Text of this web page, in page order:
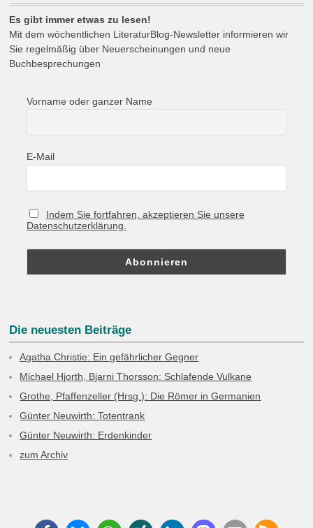
Es gibt immer etwas zu lesen!
Mit dem wöchentlichen LiteraturBlog-Newsletter informieren wir
Sie regelmäßig über Neuerscheinungen und neue
Buchbesprechungen
Vorname oder ganzer Name
E-Mail
Indem Sie fortfahren, akzeptieren Sie unsere
Datenschutzerklärung.
Die neuesten Beiträge
Agatha Christie: Ein gefährlicher Gegner
Michael Hjorth, Bjarni Thorsson: Schlafende Vulkane
Grothe, Pfaffenzeller (Hrsg.): Die Römer in Germanien
Günter Neuwirth: Totentrank
Günter Neuwirth: Erdenkinder
zum Archiv